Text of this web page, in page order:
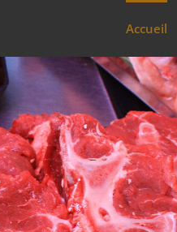
Accueil